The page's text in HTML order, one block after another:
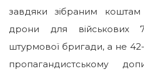
завдяки зібраним
дрони для військових
штурмової бригади, а не
пропагандистському